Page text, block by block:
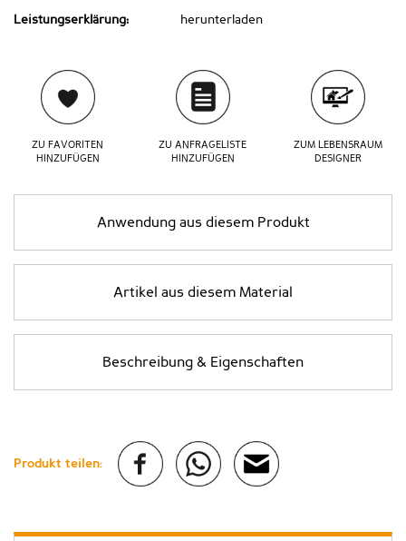
Leistungserklärung: herunterladen
ZU FAVORITEN
HINZUFÜGEN
ZU ANFRAGELISTE
HINZUFÜGEN
ZUM LEBENSRAUM
DESIGNER
Anwendung aus diesem Produkt
Artikel aus diesem Material
Beschreibung & Eigenschaften
Produkt teilen: